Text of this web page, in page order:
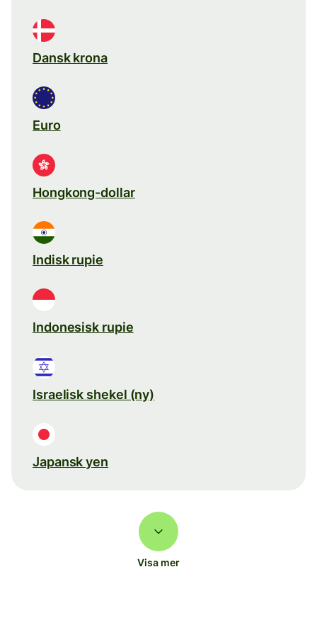
Dansk krona
Euro
Hongkong-dollar
Indisk rupie
Indonesisk rupie
Israelisk shekel (ny)
Japansk yen
Visa mer